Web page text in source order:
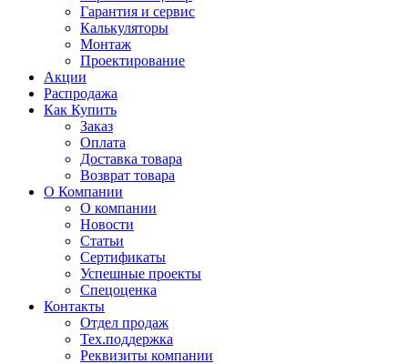
Гарантия и сервис
Калькуляторы
Монтаж
Проектирование
Акции
Распродажа
Как Купить
Заказ
Оплата
Доставка товара
Возврат товара
О Компании
О компании
Новости
Статьи
Сертификаты
Успешные проекты
Спецоценка
Контакты
Отдел продаж
Тех.поддержка
Реквизиты компании